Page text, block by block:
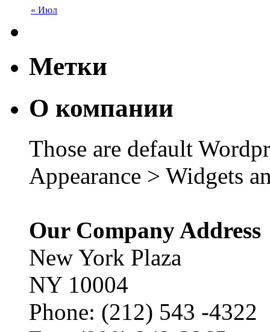
« Июл
Метки
О компании
Those are default
Appearance > Widgets
Our Company Address
New York Plaza
NY 10004
Phone: (212) 543 -4322